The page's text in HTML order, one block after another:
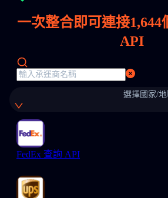
一次整合即可連接1,644
API
選擇國家/地
FedEx 查詢 API